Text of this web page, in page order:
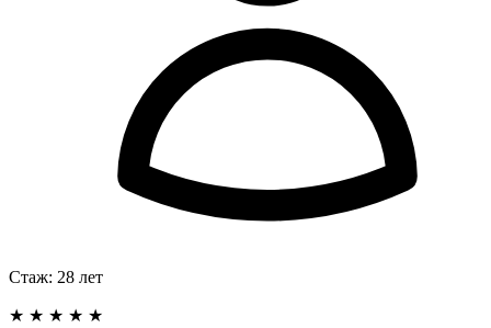
Стаж: 28 лет
★ ★ ★ ★ ★